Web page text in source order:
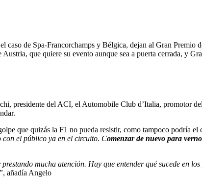
caso de Spa-Francorchamps y Bélgica, dejan al Gran Premio
que quiere su evento aunque sea a puerta cerrada, y
presidente del ACI, el Automobile Club d’Italia, promotor
que quizás la F1 no pueda resistir, como tampoco podría el
el público ya en el circuito. Comenzar de nuevo para
mucha atención. Hay que entender qué sucede en
, añadía Angelo